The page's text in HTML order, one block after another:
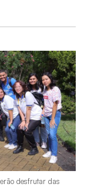
desfrutar das